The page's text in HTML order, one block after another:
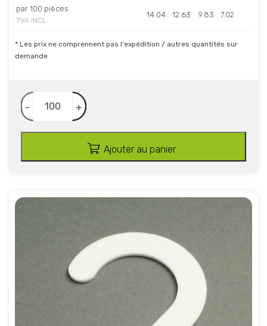
par 100 pièces
TVA INCL.
14.04 12.63 9.83 7.02
* Les prix ne comprennent pas l'expédition / autres quantités sur
demande
- +
Ajouter au panier